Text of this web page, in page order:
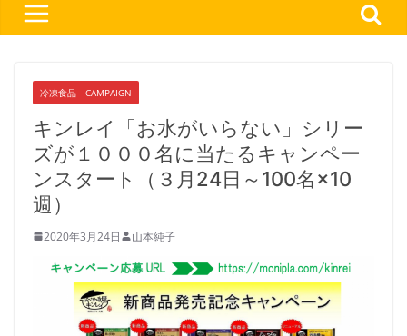
から新ブランド『ニップン、彩りごは
ん。』～”おいしさ”をアピール
冷凍食品 CAMPAIGN
キンレイ「お水がいらない」シリー
ズが１０００名に当たるキャンペー
ンスタート（３月24日～100名×10
週）
2020年3月24日 山本純子